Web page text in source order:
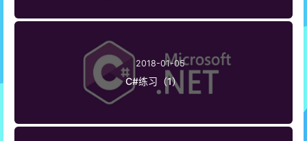
2018-01-05
C#练习（1）